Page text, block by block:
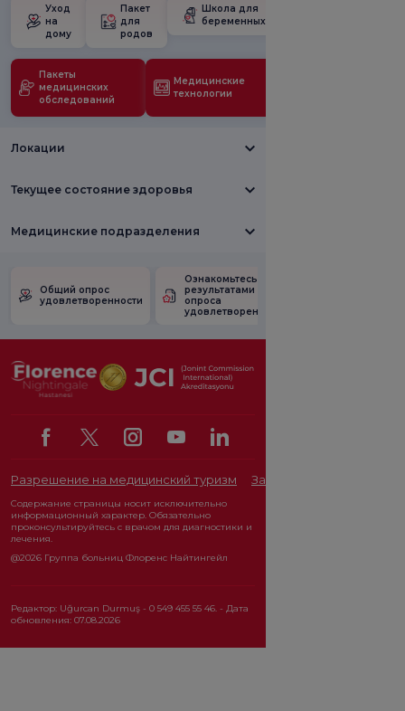
Уход
на
дому
Пакет
для
родов
Школа для
беременных
Пакеты
медицинских
обследований
Медицинские
технологии
Локации
Текущее состояние здоровья
Медицинские подразделения
Общий опрос
удовлетворенности
Ознакомьтесь с
результатами
опроса
удовлетворенности.
Разрешение на медицинский туризм Закон о защите
Содержание страницы носит исключительно
информационный характер. Обязательно
проконсультируйтесь с врачом для диагностики и
лечения.
@2026 Группа больниц Флоренс Найтингейл
Редактор: Uğurcan Durmuş - 0 549 455 55 46. - Дата
обновления: 07.08.2026